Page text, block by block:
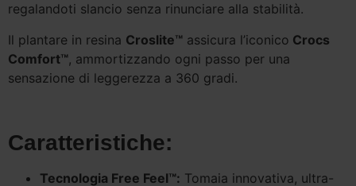
regalandoti slancio senza rinunciare alla stabilità.
Il plantare in resina Croslite™ assicura l’iconico Crocs
Comfort™, ammortizzando ogni passo per una
sensazione di leggerezza a 360 gradi.
Caratteristiche:
Tecnologia Free Feel™: Tomaia innovativa, ultra-